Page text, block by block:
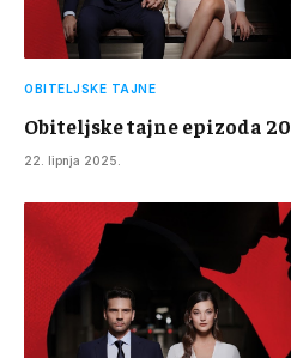
OBITELJSKE TAJNE
Obiteljske tajne epizoda 20
22. lipnja 2025.